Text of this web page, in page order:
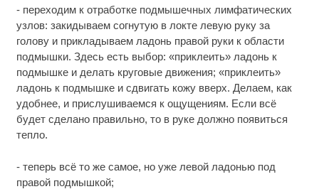
- переходим к отработке подмышечных лимфатических
узлов: закидываем согнутую в локте левую руку за
голову и прикладываем ладонь правой руки к области
подмышки. Здесь есть выбор: «приклеить» ладонь к
подмышке и делать круговые движения; «приклеить»
ладонь к подмышке и сдвигать кожу вверх. Делаем, как
удобнее, и прислушиваемся к ощущениям. Если всё
будет сделано правильно, то в руке должно появиться
тепло.
- теперь всё то же самое, но уже левой ладонью под
правой подмышкой;